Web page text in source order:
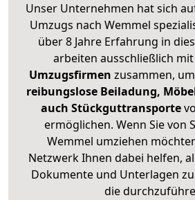
Unser Unternehmen hat sich
Umzugs nach Wemmel
über 8 Jahre Erfahrung in
arbeiten ausschließlich
Umzugsfirmen zusammen,
reibungslose Beiladung,
auch Stückguttransporte
ermöglichen. Wenn Sie von
Wemmel umziehen
Netzwerk Ihnen dabei helfen,
Dokumente und Unterlagen
die